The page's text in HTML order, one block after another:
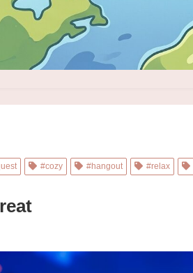
#cozy #hangout #relax